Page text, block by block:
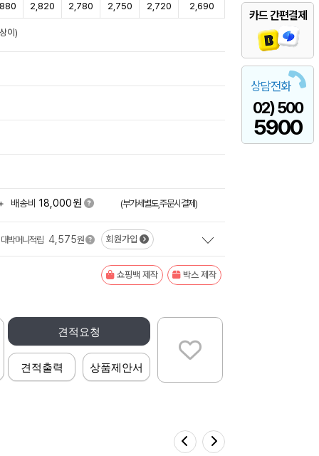
카드 간편결제
상담전화
02) 500
5900
2,820 2,780 2,750 2,720 2,690
이)
배송비 18,000원 (부가세별도,주문시결제)
대박머니적립 4,575원 회원가입
쇼핑백 제작 박스 제작
견적요청
견적출력 상품제안서